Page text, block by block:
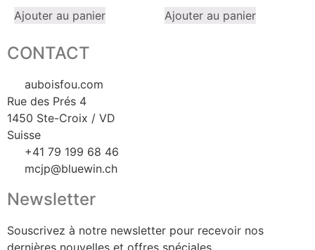
Ajouter au panier Ajouter au panier
CONTACT
auboisfou.com
Rue des Prés 4
1450 Ste-Croix / VD
Suisse
+41 79 199 68 46
mcjp@bluewin.ch
Newsletter
Souscrivez à notre newsletter pour recevoir nos